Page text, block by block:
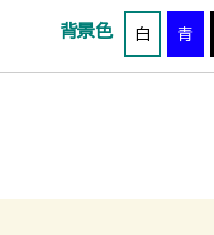
背景色 白 青